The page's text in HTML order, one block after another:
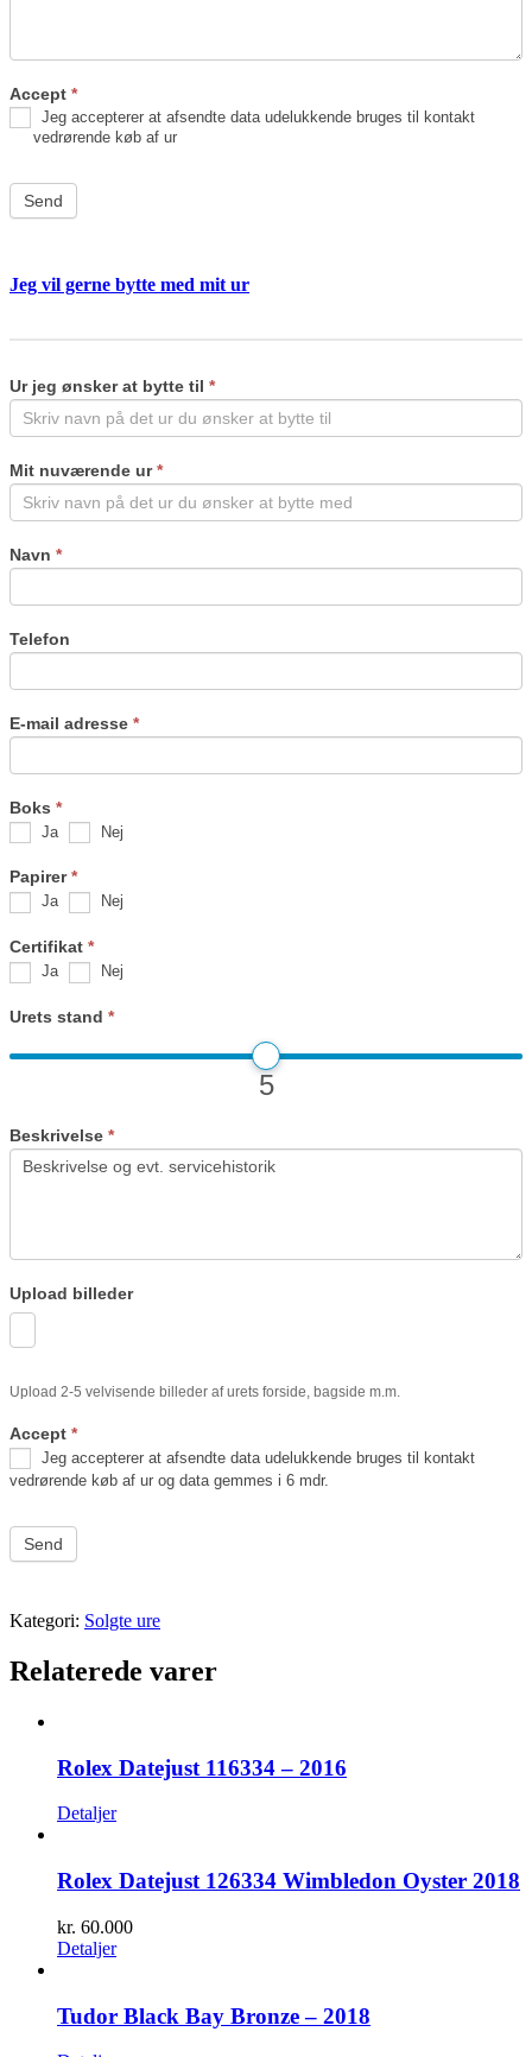
Accept *
Jeg accepterer at afsendte data udelukkende bruges til kontakt
vedrørende køb af ur
Send
Jeg vil gerne bytte med mit ur
Ur jeg ønsker at bytte til *
Mit nuværende ur*
Navn *
Telefon
E-mail adresse *
Boks *
Ja Nej
Papirer*
Ja Nej
Certifikat *
Ja Nej
Urets stand *
5
Beskrivelse *
Upload billeder
Upload 2-5 velvisende billeder af urets forside, bagside m.m.
Accept *
vedrørende køb af ur og data gemmes i 6 mdr.
human,
leave
this
blank.
Send
Kategori: Solgte ure
Relaterede varer
Rolex Datejust 116334 – 2016
Detaljer
Rolex Datejust 126334 Wimbledon Oyster 2018
kr. 60.000
Detaljer
Tudor Black Bay Bronze – 2018